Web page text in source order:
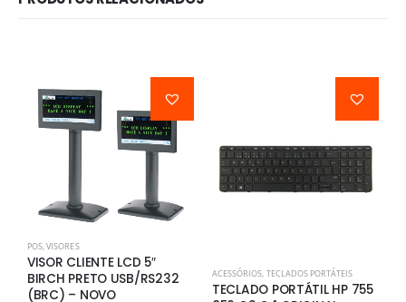
POS,VISORES
VISOR CLIENTE LCD 5″
BIRCH PRETO USB/RS232
(BRC) – NOVO
ACESSÓRIOS, TECLADOS PORTÁTEIS
TECLADO PORTÁTIL HP 755